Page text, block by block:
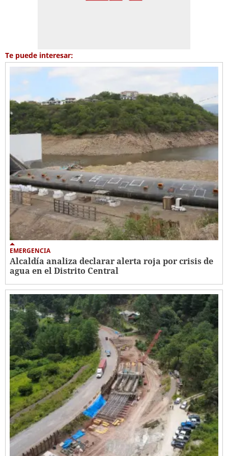
Te puede interesar:
EMERGENCIA
Alcaldía analiza declarar alerta roja por crisis de
agua en el Distrito Central